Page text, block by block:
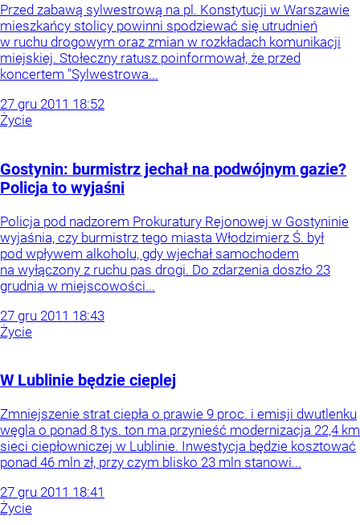
Przed zabawą sylwestrową na pl. Konstytucji w Warszawie
mieszkańcy stolicy powinni spodziewać się utrudnień
w ruchu drogowym oraz zmian w rozkładach komunikacji
miejskiej. Stołeczny ratusz poinformował, że przed
koncertem "Sylwestrowa...
27 gru 2011 18:52
Życie
Gostynin: burmistrz jechał na podwójnym gazie?
Policja to wyjaśni
Policja pod nadzorem Prokuratury Rejonowej w Gostyninie
wyjaśnia, czy burmistrz tego miasta Włodzimierz Ś. był
pod wpływem alkoholu, gdy wjechał samochodem
na wyłączony z ruchu pas drogi. Do zdarzenia doszło 23
grudnia w miejscowości...
27 gru 2011 18:43
Życie
W Lublinie będzie cieplej
Zmniejszenie strat ciepła o prawie 9 proc. i emisji dwutlenku
węgla o ponad 8 tys. ton ma przynieść modernizacja 22,4 km
sieci ciepłowniczej w Lublinie. Inwestycja będzie kosztować
ponad 46 mln zł, przy czym blisko 23 mln stanowi...
27 gru 2011 18:41
Życie